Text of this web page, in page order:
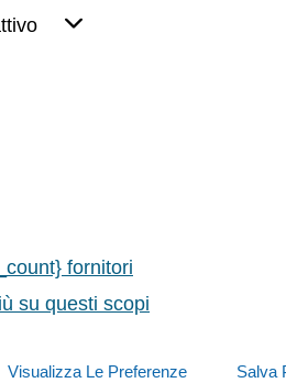
fornitori
su questi scopi
Visualizza Le Preferenze Salva